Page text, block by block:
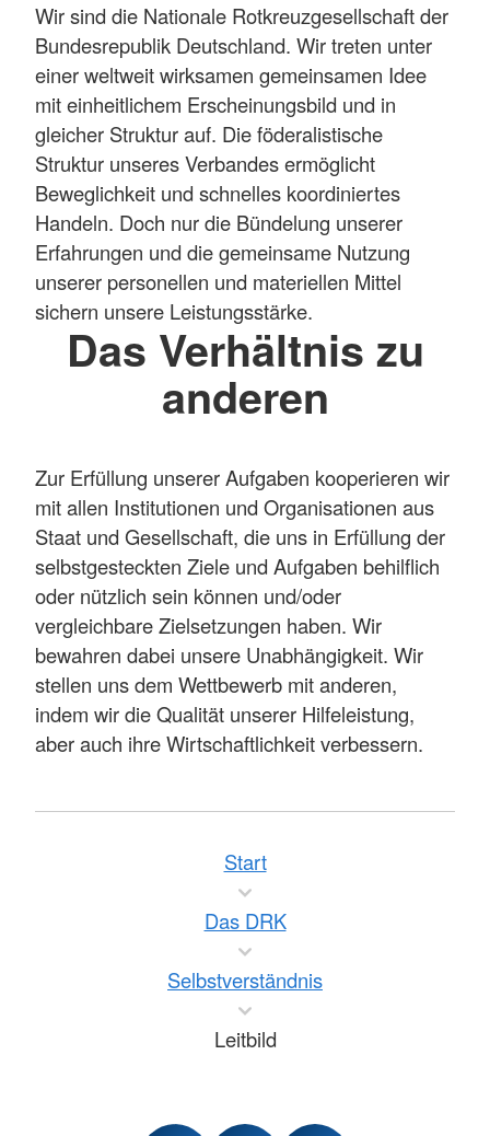
Wir sind die Nationale Rotkreuzgesellschaft der
Bundesrepublik Deutschland. Wir treten unter
einer weltweit wirksamen gemeinsamen Idee
mit einheitlichem Erscheinungsbild und in
gleicher Struktur auf. Die föderalistische
Struktur unseres Verbandes ermöglicht
Beweglichkeit und schnelles koordiniertes
Handeln. Doch nur die Bündelung unserer
Erfahrungen und die gemeinsame Nutzung
unserer personellen und materiellen Mittel
sichern unsere Leistungsstärke.
Das Verhältnis zu
anderen
Zur Erfüllung unserer Aufgaben kooperieren wir
mit allen Institutionen und Organisationen aus
Staat und Gesellschaft, die uns in Erfüllung der
selbstgesteckten Ziele und Aufgaben behilflich
oder nützlich sein können und/oder
vergleichbare Zielsetzungen haben. Wir
bewahren dabei unsere Unabhängigkeit. Wir
stellen uns dem Wettbewerb mit anderen,
indem wir die Qualität unserer Hilfeleistung,
aber auch ihre Wirtschaftlichkeit verbessern.
Start
Das DRK
Selbstverständnis
Leitbild